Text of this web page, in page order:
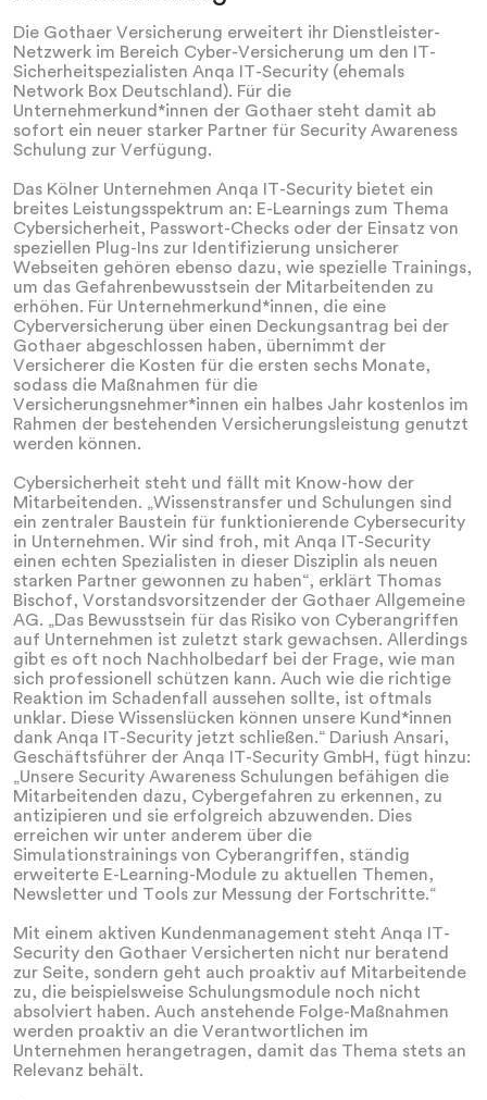
Die Gothaer Versicherung erweitert ihr Dienstleister-
Netzwerk im Bereich Cyber-Versicherung um den IT-
Sicherheitspezialisten Anqa IT-Security (ehemals
Network Box Deutschland). Für die
Unternehmerkund*innen der Gothaer steht damit ab
sofort ein neuer starker Partner für Security Awareness
Schulung zur Verfügung.
Das Kölner Unternehmen Anqa IT-Security bietet ein
breites Leistungsspektrum an: E-Learnings zum Thema
Cybersicherheit, Passwort-Checks oder der Einsatz von
speziellen Plug-Ins zur Identifizierung unsicherer
Webseiten gehören ebenso dazu, wie spezielle Trainings,
um das Gefahrenbewusstsein der Mitarbeitenden zu
erhöhen. Für Unternehmerkund*innen, die eine
Cyberversicherung über einen Deckungsantrag bei der
Gothaer abgeschlossen haben, übernimmt der
Versicherer die Kosten für die ersten sechs Monate,
sodass die Maßnahmen für die
Versicherungsnehmer*innen ein halbes Jahr kostenlos im
Rahmen der bestehenden Versicherungsleistung genutzt
werden können.
Cybersicherheit steht und fällt mit Know-how der
Mitarbeitenden. „Wissenstransfer und Schulungen sind
ein zentraler Baustein für funktionierende Cybersecurity
in Unternehmen. Wir sind froh, mit Anqa IT-Security
einen echten Spezialisten in dieser Disziplin als neuen
starken Partner gewonnen zu haben“, erklärt Thomas
Bischof, Vorstandsvorsitzender der Gothaer Allgemeine
AG. „Das Bewusstsein für das Risiko von Cyberangriffen
auf Unternehmen ist zuletzt stark gewachsen. Allerdings
gibt es oft noch Nachholbedarf bei der Frage, wie man
sich professionell schützen kann. Auch wie die richtige
Reaktion im Schadenfall aussehen sollte, ist oftmals
unklar. Diese Wissenslücken können unsere Kund*innen
dank Anqa IT-Security jetzt schließen.“ Dariush Ansari,
Geschäftsführer der Anqa IT-Security GmbH, fügt hinzu:
„Unsere Security Awareness Schulungen befähigen die
Mitarbeitenden dazu, Cybergefahren zu erkennen, zu
antizipieren und sie erfolgreich abzuwenden. Dies
erreichen wir unter anderem über die
Simulationstrainings von Cyberangriffen, ständig
erweiterte E-Learning-Module zu aktuellen Themen,
Newsletter und Tools zur Messung der Fortschritte.“
Mit einem aktiven Kundenmanagement steht Anqa IT-
Security den Gothaer Versicherten nicht nur beratend
zur Seite, sondern geht auch proaktiv auf Mitarbeitende
zu, die beispielsweise Schulungsmodule noch nicht
absolviert haben. Auch anstehende Folge-Maßnahmen
werden proaktiv an die Verantwortlichen im
Unternehmen herangetragen, damit das Thema stets an
Relevanz behält.